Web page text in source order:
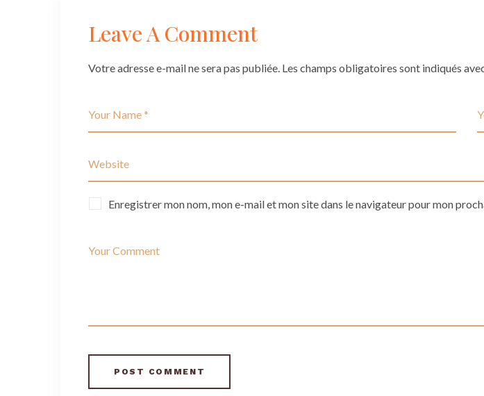
Leave A Comment
Votre adresse e-mail ne sera pas publiée. Les champs obligatoires sont indiqués
Enregistrer mon nom, mon e-mail et mon site dans le navigateur pour mon